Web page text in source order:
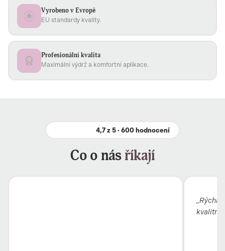
Vyrobeno v Evropě
EU standardy kvality.
Profesionální kvalita
Maximální výdrž a komfortní aplikace.
4,7 z 5 · 600 hodnocení
Co o násříkají
„Rýchle
kvalitný"